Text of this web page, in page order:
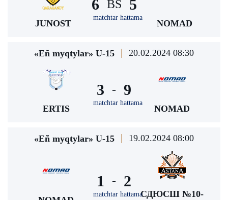
JUNOST
6 BS
matchtar hattama
5
NOMAD
«Eñ myqtylar» U-15 20.02.2024 08:30
ERTIS
3 -
matchtar hattama
9
NOMAD
«Eñ myqtylar» U-15 19.02.2024 08:00
1 -
matchtar hattama
2
СДЮСШ №10-